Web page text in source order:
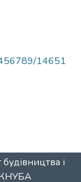
14651
і